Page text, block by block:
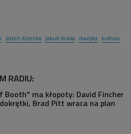
dzień dziecka jakub kukla dwójka kultura
RADIU:
Booth" ma kłopoty: David Fincher
Brad Pitt wraca na plan